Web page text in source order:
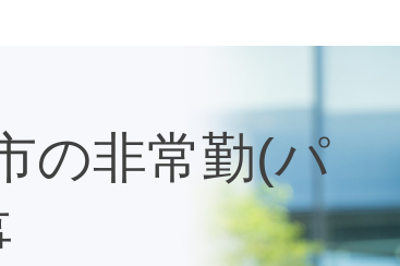
スタイルケアの仕事
キャリアプランのサポート